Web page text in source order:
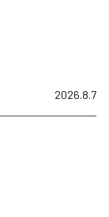
2026.8.7